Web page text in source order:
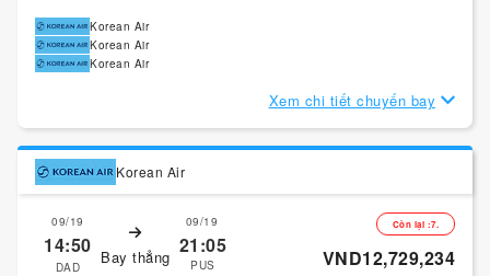
Korean Air
Korean Air
Korean Air
Xem chi tiết chuyến bay
Korean Air
09/19
14:50
DAD Bay thẳng
09/19
21:05
PUS
Còn lại :7.
VND12,729,234